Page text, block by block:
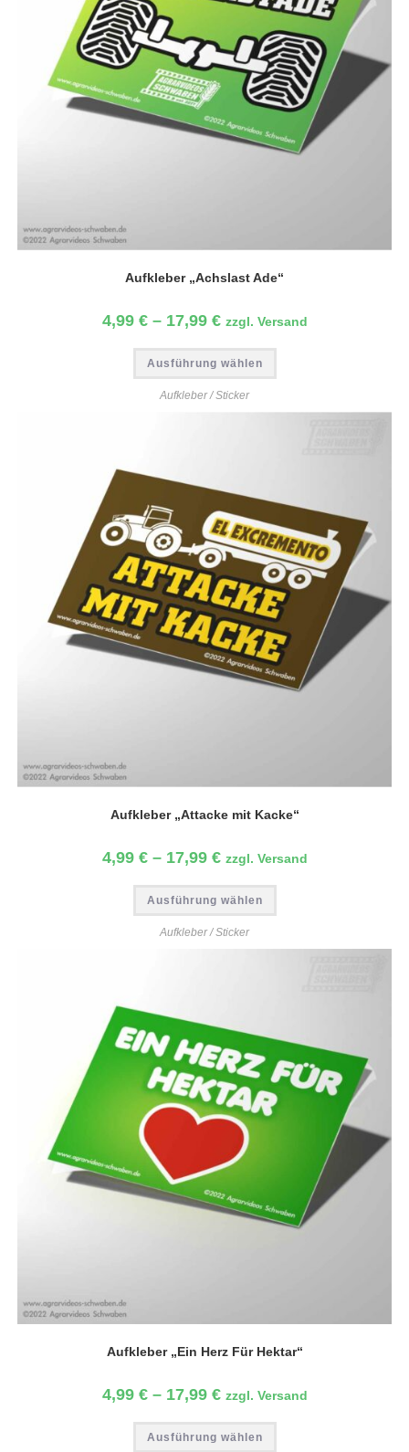
Aufkleber „Achslast Ade“
4,99 €– 17,99 € zzgl. Versand
Ausführung wählen
Aufkleber / Sticker
Aufkleber „Attacke mit Kacke“
4,99 €– 17,99 € zzgl. Versand
Ausführung wählen
Aufkleber / Sticker
Aufkleber „Ein Herz Für Hektar“
4,99 €– 17,99 € zzgl. Versand
Ausführung wählen